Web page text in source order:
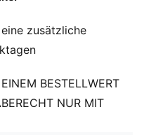
zusätzliche
BESTELLWERT
NUR MIT